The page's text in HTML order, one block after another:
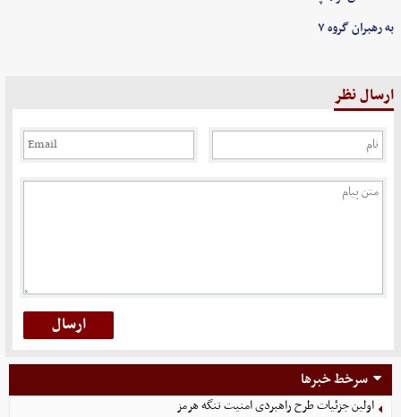
به رهبران گروه ۷
ارسال نظر
سرخط خبرها
اولین جزئیات طرح راهبردی امنیت تنگه هرمز